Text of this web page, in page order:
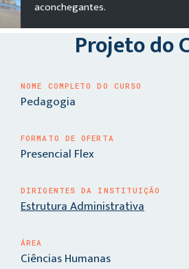
aconchegantes.
Projeto do
NOME COMPLETO DO CURSO
Pedagogia
FORMATO DE OFERTA
Presencial Flex
DIRIGENTES DA INSTITUIÇÃO
Estrutura Administrativa
ÁREA
Ciências Humanas